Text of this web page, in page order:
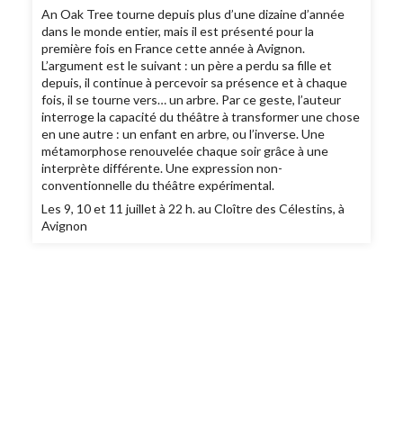
An Oak Tree tourne depuis plus d’une dizaine d’année
dans le monde entier, mais il est présenté pour la
première fois en France cette année à Avignon.
L’argument est le suivant : un père a perdu sa fille et
depuis, il continue à percevoir sa présence et à chaque
fois, il se tourne vers… un arbre. Par ce geste, l’auteur
interroge la capacité du théâtre à transformer une chose
en une autre : un enfant en arbre, ou l’inverse. Une
métamorphose renouvelée chaque soir grâce à une
interprète différente. Une expression non-
conventionnelle du théâtre expérimental.
Les 9, 10 et 11 juillet à 22 h. au Cloître des Célestins, à
Avignon